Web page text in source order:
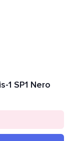
1 SP1 Nero